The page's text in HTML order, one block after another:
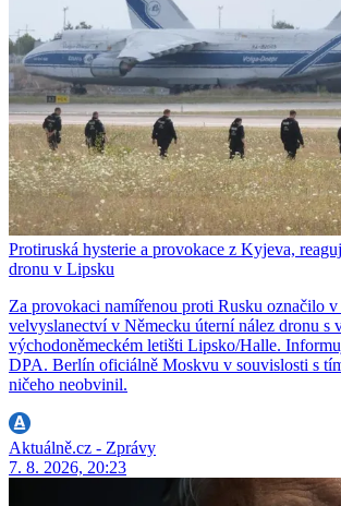
Protiruská hysterie a provokace z Kyjeva,
dronu v Lipsku
Za provokaci namířenou proti Rusku označilo v
velvyslanectví v Německu úterní nález dronu s
východoněmeckém letišti Lipsko/Halle.
DPA. Berlín oficiálně Moskvu v souvislosti s
ničeho neobvinil.
Aktuálně.cz - Zprávy
7. 8. 2026, 20:23